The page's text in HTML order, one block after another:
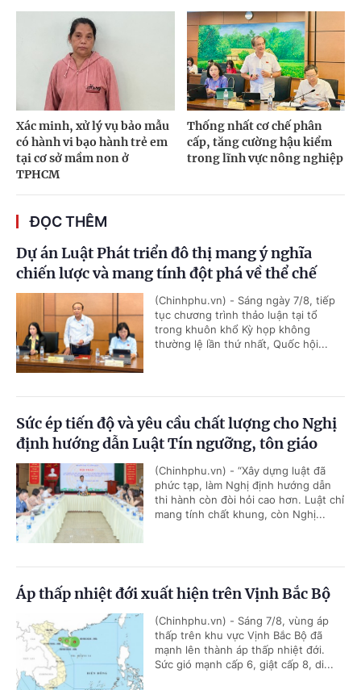
Xác minh, xử lý vụ bảo mẫu
có hành vi bạo hành trẻ em
tại cơ sở mầm non ở
TPHCM
Thống nhất cơ chế phân
cấp, tăng cường hậu kiểm
trong lĩnh vực nông nghiệp
ĐỌC THÊM
Dự án Luật Phát triển đô thị mang ý nghĩa
chiến lược và mang tính đột phá về thể chế
(Chinhphu.vn) - Sáng ngày 7/8, tiếp
tục chương trình thảo luận tại tổ
trong khuôn khổ Kỳ họp không
thường lệ lần thứ nhất, Quốc hội...
Sức ép tiến độ và yêu cầu chất lượng cho Nghị
định hướng dẫn Luật Tín ngưỡng, tôn giáo
(Chinhphu.vn) - “Xây dựng luật đã
phức tạp, làm Nghị định hướng dẫn
thi hành còn đòi hỏi cao hơn. Luật chỉ
mang tính chất khung, còn Nghị...
Áp thấp nhiệt đới xuất hiện trên Vịnh Bắc Bộ
(Chinhphu.vn) - Sáng 7/8, vùng áp
thấp trên khu vực Vịnh Bắc Bộ đã
mạnh lên thành áp thấp nhiệt đới.
Sức gió mạnh cấp 6, giật cấp 8, di...